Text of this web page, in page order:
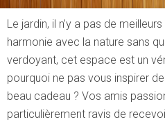
Le jardin, il n’y a pas de
harmonie avec la nature sans
verdoyant, cet espace est un
pourquoi ne pas vous inspirer
beau cadeau ? Vos amis
particulièrement ravis de